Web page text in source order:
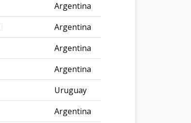
Argentina
Argentina
Argentina
Argentina
Uruguay
Argentina